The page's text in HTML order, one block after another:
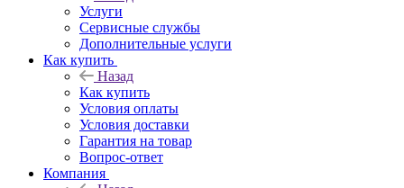
Услуги
Сервисные службы
Дополнительные услуги
Как купить
Назад
Как купить
Условия оплаты
Условия доставки
Гарантия на товар
Вопрос-ответ
Компания